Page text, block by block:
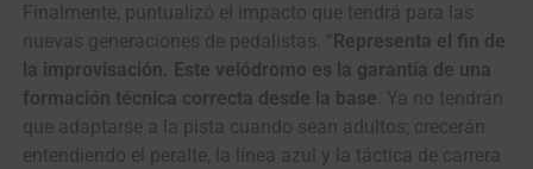
Finalmente, puntualizó el impacto que tendrá para las
nuevas generaciones de pedalistas. “Representa el fin de
la improvisación. Este velódromo es la garantía de una
formación técnica correcta desde la base . Ya no tendrán
que adaptarse a la pista cuando sean adultos; crecerán
entendiendo el peralte, la línea azul y la táctica de carrera